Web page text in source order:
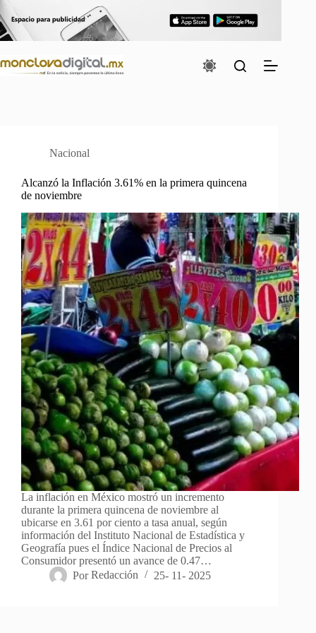
al
contenido
Nacional
Alcanzó la Inflación 3.61% en la primera quincena
de noviembre
La inflación en México mostró un incremento
durante la primera quincena de noviembre al
ubicarse en 3.61 por ciento a tasa anual, según
información del Instituto Nacional de Estadística y
Geografía pues el Índice Nacional de Precios al
Consumidor presentó un avance de 0.47…
Por Redacción 25- 11- 2025